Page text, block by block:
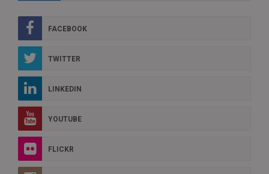
FACEBOOK
TWITTER
LINKEDIN
YOUTUBE
FLICKR